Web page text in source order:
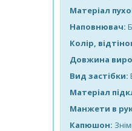
Матеріал
Наповнювач:
Колір,
Довжина
Вид застібки:
Матеріал
Манжети в
Капюшон: